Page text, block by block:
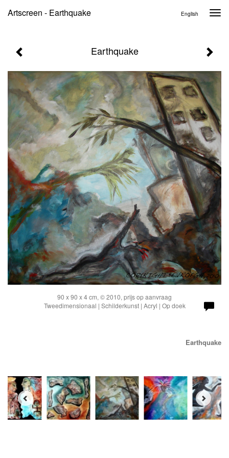
Artscreen - Earthquake English
Earthquake
90 x 90 x 4 cm, © 2010, prijs op aanvraag
Tweedimensionaal | Schilderkunst | Acryl | Op doek
Earthquake